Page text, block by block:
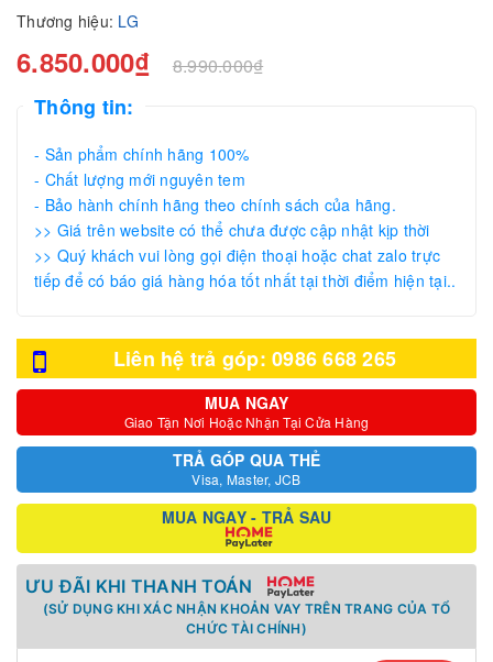
Thương hiệu: LG
6.850.000₫ 8.990.000₫
Thông tin:
- Sản phẩm chính hãng 100%
- Chất lượng mới nguyên tem
- Bảo hành chính hãng theo chính sách của hãng.
>> Giá trên website có thể chưa được cập nhật kịp thời
>> Quý khách vui lòng gọi điện thoại hoặc chat zalo trực
tiếp để có báo giá hàng hóa tốt nhất tại thời điểm hiện tại..
Liên hệ trả góp: 0986 668 265
MUA NGAY
Giao Tận Nơi Hoặc Nhận Tại Cửa Hàng
TRẢ GÓP QUA THẺ
Visa, Master, JCB
MUA NGAY - TRẢ SAU
ƯU ĐÃI KHI THANH TOÁN
(SỬ DỤNG KHI XÁC NHẬN KHOẢN VAY TRÊN TRANG CỦA TỔ
CHỨC TÀI CHÍNH)